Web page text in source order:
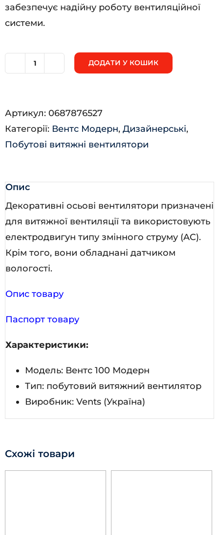
забезпечує надійну роботу вентиляційної
системи.
кількість
ДОДАТИ У КОШИК
Артикул: 0687876527
Категорії: Вентс Модерн, Дизайнерські,
Побутові витяжні вентилятори
Опис
Декоративні осьові вентилятори призначені
для витяжної вентиляції та використовують
електродвигун типу змінного струму (AC).
Крім того, вони обладнані датчиком
вологості.
Опис товару
Паспорт товару
Характеристики:
Модель: Вентс 100 Модерн
Тип: побутовий витяжний вентилятор
Виробник: Vents (Україна)
Схожі товари